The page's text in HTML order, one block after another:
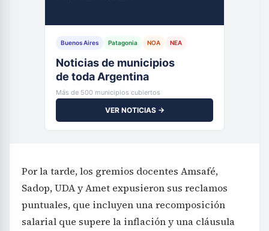
Buenos Aires Patagonia NOA NEA
Noticias de municipios
de toda Argentina
Más de 500 municipios cubiertos
VER NOTICIAS →
Por la tarde, los gremios docentes Amsafé,
Sadop, UDA y Amet expusieron sus reclamos
puntuales, que incluyen una recomposición
salarial que supere la inflación y una cláusula